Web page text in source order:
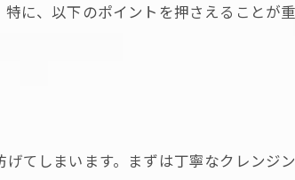
に、以下のポイントを押さえることが重
てしまいます。まずは丁寧なクレンジ